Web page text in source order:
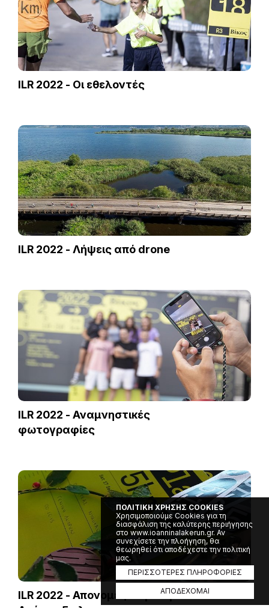
ΠΟΛΙΤΙΚΗ ΧΡΗΣΗΣ COOKIES
Χρησιμοποιούμε Cookies για τη
διασφάλιση της καλύτερης περιήγησης
στο www.ioanninalakerun.gr. Αν
συνεχίσετε την πλοήγηση, θα
θεωρηθεί ότι αποδέχεστε την πολιτική
μας.
ΠΕΡΙΣΣΟΤΕΡΕΣ ΠΛΗΡΟΦΟΡΙΕΣ
ΑΠΟΔΕΧΟΜΑΙ
ILR 2022 - Οι εθελοντές
ILR 2022 - Λήψεις από drone
ILR 2022 - Αναμνηστικές
φωτογραφίες
ILR 2022 - Απονομές Παραλίμνιου